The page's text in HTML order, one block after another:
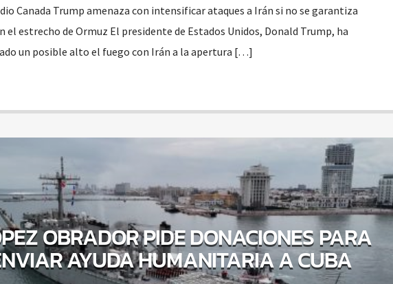
Canada Trump amenaza con intensificar ataques a Irán si no se garantiza
el estrecho de Ormuz El presidente de Estados Unidos, Donald Trump, ha
un posible alto el fuego con Irán a la apertura […]
OBRADOR PIDE DONACIONES PARA
AYUDA HUMANITARIA A CUBA